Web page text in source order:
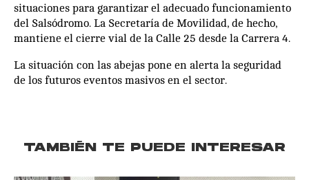
situaciones para garantizar el adecuado funcionamiento
del Salsódromo. La Secretaría de Movilidad, de hecho,
mantiene el cierre vial de la Calle 25 desde la Carrera 4.
La situación con las abejas pone en alerta la seguridad
de los futuros eventos masivos en el sector.
TAMBIÉN TE PUEDE INTERESAR